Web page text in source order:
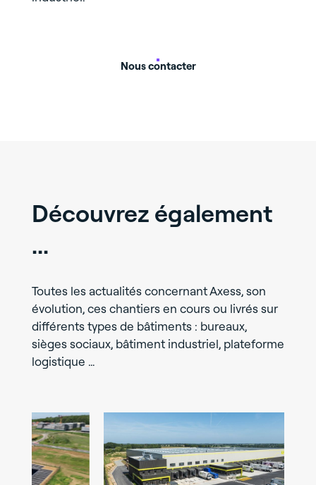
Nous contacter
Découvrez également
...
Toutes les actualités concernant Axess, son
évolution, ces chantiers en cours ou livrés sur
différents types de bâtiments : bureaux,
sièges sociaux, bâtiment industriel, plateforme
logistique …